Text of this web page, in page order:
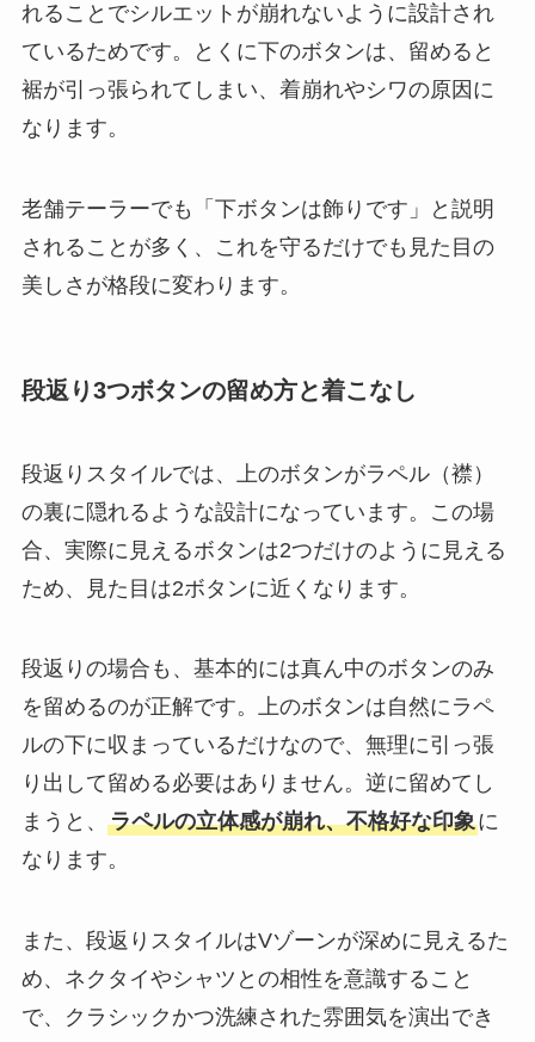
れることでシルエットが崩れないように設計され
ているためです。とくに下のボタンは、留めると
裾が引っ張られてしまい、着崩れやシワの原因に
なります。
老舗テーラーでも「下ボタンは飾りです」と説明
されることが多く、これを守るだけでも見た目の
美しさが格段に変わります。
段返り3つボタンの留め方と着こなし
段返りスタイルでは、上のボタンがラペル（襟）
の裏に隠れるような設計になっています。この場
合、実際に見えるボタンは2つだけのように見える
ため、見た目は2ボタンに近くなります。
段返りの場合も、基本的には真ん中のボタンのみ
を留めるのが正解です。上のボタンは自然にラペ
ルの下に収まっているだけなので、無理に引っ張
り出して留める必要はありません。逆に留めてし
まうと、 ラペルの立体感が崩れ、不格好な印象に
なります。
また、段返りスタイルはVゾーンが深めに見えるた
め、ネクタイやシャツとの相性を意識すること
で、クラシックかつ洗練された雰囲気を演出でき